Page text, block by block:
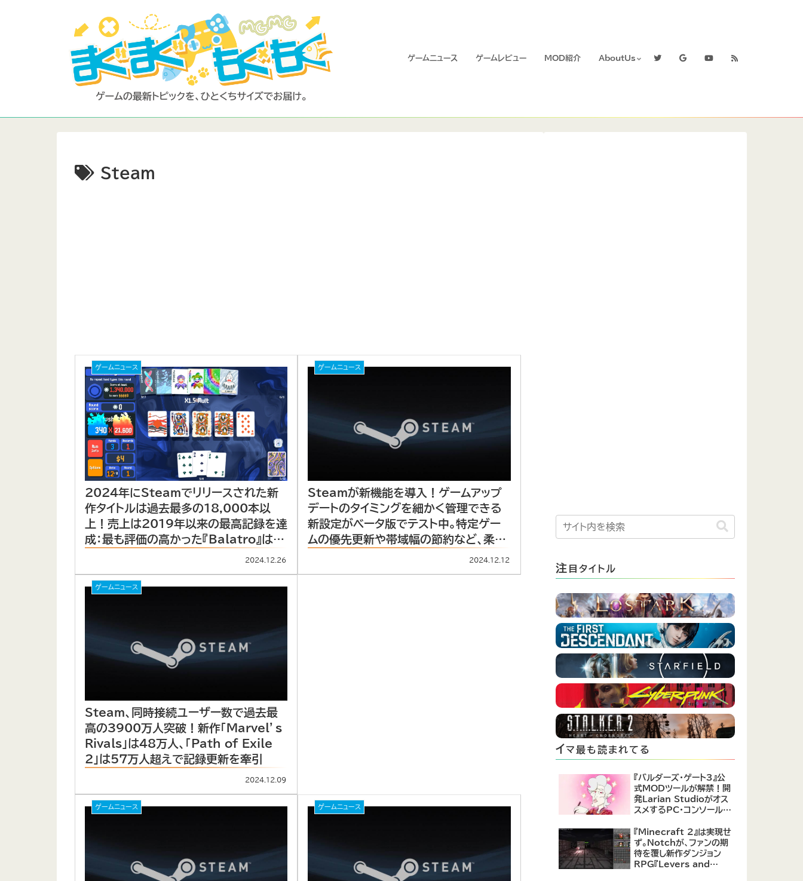
ゲームニュース ゲームレビュー MOD紹介 AboutUs
Steam
ゲームニュース
2024年にSteamでリリースされた新
作タイトルは過去最多の18,000本以
上！売上は2019年以来の最高記録を達
成：最も評価の高かった『Balatro』は、
驚異的な高評価率“96.73%”を記録
2024.12.26
ゲームニュース
Steamが新機能を導入！ゲームアップ
デートのタイミングを細かく管理できる
新設定がベータ版でテスト中。特定ゲー
ムの優先更新や帯域幅の節約など、柔軟
2024.12.12
ゲームニュース
Steam、同時接続ユーザー数で過去最
高の3900万人突破！新作「Marvel’s
Rivals」は48万人、「Path of Exile
2」は57万人超えで記録更新を牽引
2024.12.09
ゲームニュース ゲームニュース
注 目タイトル
イマ最も読まれてる
『バルダーズ・ゲート3』公
式MODツールが解禁！開
発Larian Studioがオス
スメするPC・コンソール向
『Minecraft 2』は実現せ
ず。Notchが、ファンの期
待を覆し新作ダンジョン
RPG『Levers and